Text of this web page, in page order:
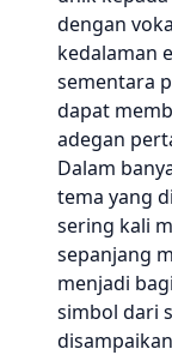
dengan
kedalaman
sementara
dapat
adegan
Dalam
tema yang
sering kali
sepanjang
menjadi
simbol dari